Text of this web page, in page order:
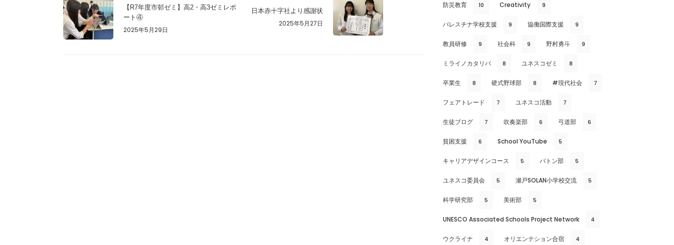
【R7年度市邨ゼミ】高2・高3ゼミレポ
ート④
2025年5月29日
日本赤十字社より感謝状
2025年5月27日
防災教育 10 Creativity 9
パレスチナ学校支援 9 協働国際支援 9
教員研修 9 社会科 9 野村勇斗 9
ミライノカタリバ 8 ユネスコゼミ 8
卒業生 8 硬式野球部 8 #現代社会 7
フェアトレード 7 ユネスコ活動 7
生徒ブログ 7 吹奏楽部 6 弓道部 6
貧困支援 6 School YouTube 5
キャリアデザインコース 5 バトン部 5
ユネスコ委員会 5 瀬戸SOLAN小学校交流 5
科学研究部 5 美術部 5
UNESCO Associated Schools Project Network 4
ウクライナ 4 オリエンテション合宿 4